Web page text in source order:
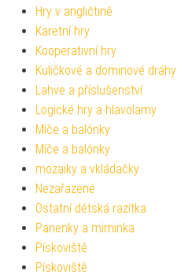
Hry v angličtině
Karetní hry
Kooperativní hry
Kuličkové a dominové dráhy
Lahve a příslušenství
Logické hry a hlavolamy
Míče a balónky
Míče a balónky
mozaiky a vkládačky
Nezařazené
Ostatní dětská razítka
Panenky a miminka
Pískoviště
Pískoviště